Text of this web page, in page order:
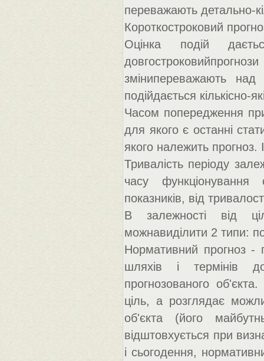
переважають детально-
Короткостроковий
Оцінка подій
змінипереважають над
подійдається кількісно-
Часом попередження при
для якого є останні
якого належить прогноз.
Тривалість періоду
часу функціонування
показників, від
В залежності від
можнавиділити 2 типи:
Нормативний прогноз -
шляхів і термінів
прогнозованого
ціль, а розглядає
об'єкта (його
відштовхується при
і сьогодення,